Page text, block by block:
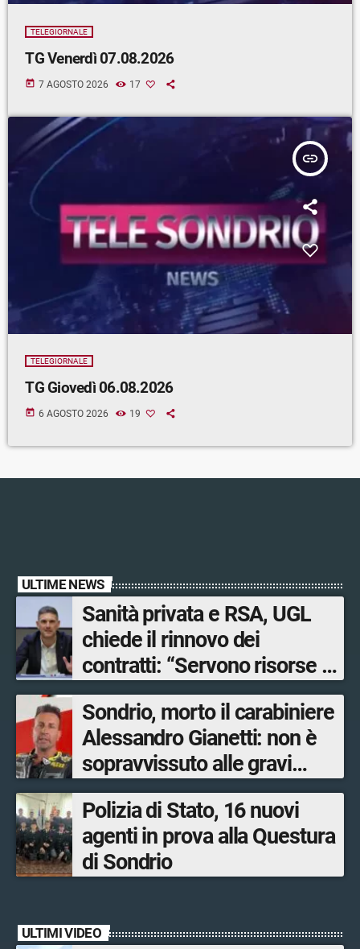
TELEGIORNALE
TG Venerdì 07.08.2026
today 7 AGOSTO 2026 17
insert_link
TELEGIORNALE
TG Giovedì 06.08.2026
today 6 AGOSTO 2026 19
ULTIME NEWS
Sanità privata e RSA, UGL
chiede il rinnovo dei
contratti: “Servono risorse e
salari adeguati”
Sondrio, morto il carabiniere
Alessandro Gianetti: non è
sopravvissuto alle gravi
ustioni
Polizia di Stato, 16 nuovi
agenti in prova alla Questura
di Sondrio
ULTIMI VIDEO